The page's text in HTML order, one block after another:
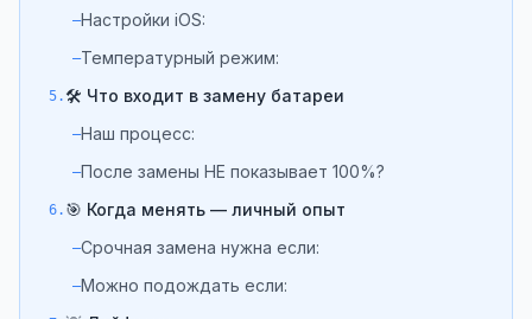
–Настройки iOS:
–Температурный режим:
5. 🛠️ Что входит в замену батареи
–Наш процесс:
–После замены НЕ показывает 100%?
6. 🎯 Когда менять — личный опыт
–Срочная замена нужна если:
–Можно подождать если: